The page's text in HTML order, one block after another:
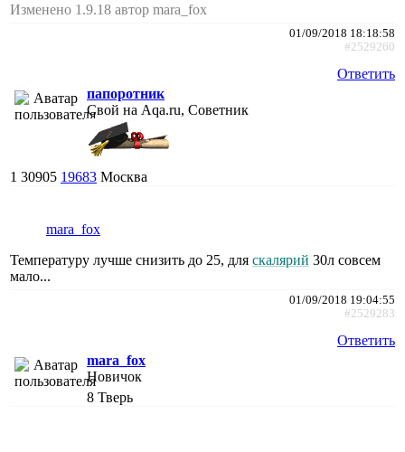
Изменено 1.9.18 автор mara_fox
01/09/2018 18:18:58
#2529260
Ответить
папоротник
Свой на Aqa.ru, Советник
1 30905 19683 Москва
mara_fox
Температуру лучше снизить до 25, для скалярий 30л совсем
мало...
01/09/2018 19:04:55
#2529283
Ответить
mara_fox
Новичок
8 Тверь